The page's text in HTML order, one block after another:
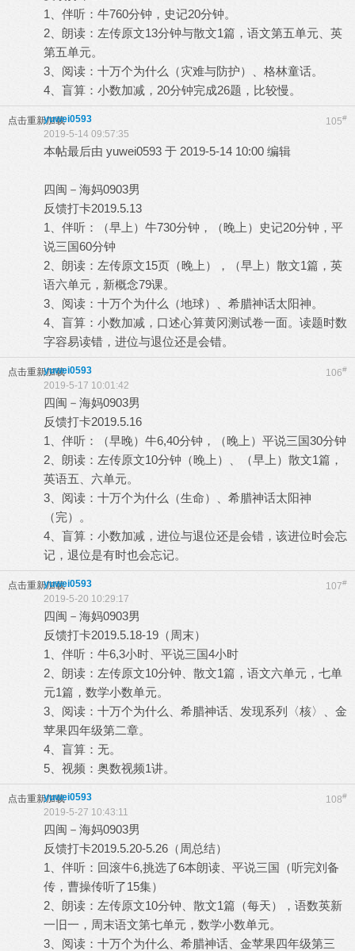
1、伴听：牛760分钟，史记20分钟。
2、朗读：左传原文13分钟与散文1篇，语文第五单元、英
第五单元。
3、阅读：十万个为什么（灾难与防护）、格林童话。
4、盲算：小数加减，20分钟完成26题，比较慢。
点击重新加载 105#
yuwei0593
2019-5-14 09:57:35
本帖最后由 yuwei0593 于 2019-5-14 10:00 编辑
四闽－海妈0903男
反馈打卡2019.5.13
1、伴听：（早上）牛730分钟，（晚上）史记20分钟，平
说三国60分钟
2、朗读：左传原文15页（晚上），（早上）散文1篇，英
语六单元，新概念79课。
3、阅读：十万个为什么（地球）、希腊神话太阳神。
4、盲算：小数加减，口述心算黄冈测试卷一面。读题时数
字容易读错，进位与退位还是会错。
点击重新加载 106#
yuwei0593
2019-5-17 10:01:42
四闽－海妈0903男
反馈打卡2019.5.16
1、伴听：（早晚）牛6,40分钟，（晚上）平说三国30分钟
2、朗读：左传原文10分钟（晚上）、（早上）散文1篇，
英语五、六单元。
3、阅读：十万个为什么（生命）、希腊神话太阳神
（完）。
4、盲算：小数加减，进位与退位还是会错，该进位时会忘
记，退位是有时也会忘记。
点击重新加载 107#
yuwei0593
2019-5-20 10:29:17
四闽－海妈0903男
反馈打卡2019.5.18-19（周末）
1、伴听：牛6,3小时、平说三国4小时
2、朗读：左传原文10分钟、散文1篇，语文六单元，七单
元1篇，数学小数单元。
3、阅读：十万个为什么、希腊神话、发现系列〈核〉、金
苹果四年级第二章。
4、盲算：无。
5、视频：奥数视频1讲。
点击重新加载 108#
yuwei0593
2019-5-27 10:43:11
四闽－海妈0903男
反馈打卡2019.5.20-5.26（周总结）
1、伴听：回滚牛6,挑选了6本朗读、平说三国（听完刘备
传，曹操传听了15集）
2、朗读：左传原文10分钟、散文1篇（每天），语数英新
一旧一，周末语文第七单元，数学小数单元。
3、阅读：十万个为什么、希腊神话、金苹果四年级第三